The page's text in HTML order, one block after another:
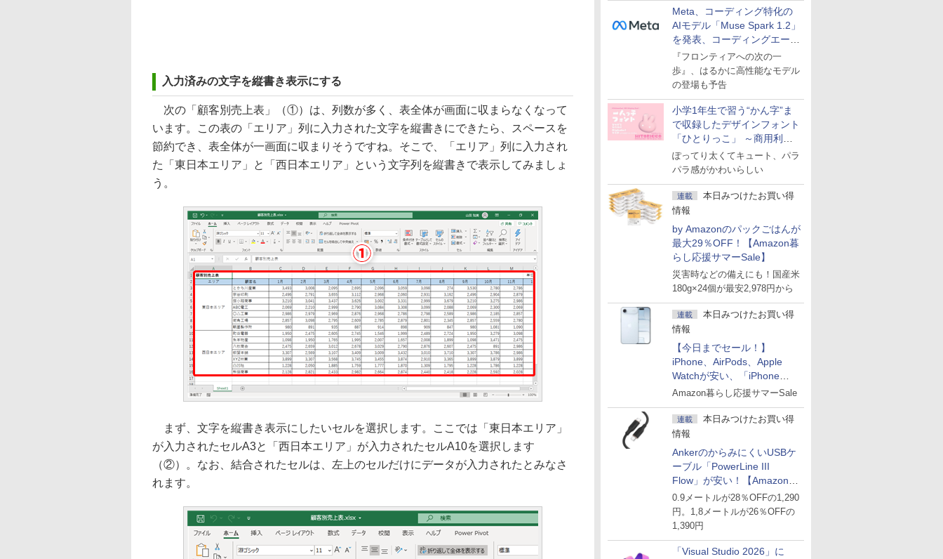
Meta、コーディング特化の
AIモデル「Muse Spark 1.2」
を発表、コーディングエージ
ェント「Muse Code」も
『フロンティアへの次の一
歩』、はるかに高性能なモデル
の登場も予告
小学1年生で習う“かん字”ま
で収録したデザインフォント
「ひとりっこ」 ～商用利用
OK
ぽってり太くてキュート、パラ
パラ感がかわいらしい
連載
本日みつけたお買い得
情報
by Amazonのパックごはんが
最大29％OFF！【Amazon暮
らし応援サマーSale】
災害時などの備えにも！国産米
180g×24個が最安2,978円から
連載
本日みつけたお買い得
情報
【今日までセール！】
iPhone、AirPods、Apple
Watchが安い、「iPhone
Air」256GB版が139,800円な
Amazon暮らし応援サマーSale
連載
本日みつけたお買い得
情報
AnkerのからみにくいUSBケ
ーブル「PowerLine III
Flow」が安い！【Amazon暮
らし応援サマーSale】
0.9メートルが28％OFFの1,290
円。1,8メートルが26％OFFの
1,390円
「Visual Studio 2026」に
入力済みの文字を縦書き表示にする
次の「顧客別売上表」（①）は、列数が多く、表全体が画面に収まらなくなって
います。この表の「エリア」列に入力された文字を縦書きにできたら、スペースを
節約でき、表全体が一画面に収まりそうですね。そこで、「エリア」列に入力され
た「東日本エリア」と「西日本エリア」という文字列を縦書きで表示してみましょ
う。
まず、文字を縦書き表示にしたいセルを選択します。ここでは「東日本エリア」
が入力されたセルA3と「西日本エリア」が入力されたセルA10を選択します
（②）。なお、結合されたセルは、左上のセルだけにデータが入力されたとみなさ
れます。